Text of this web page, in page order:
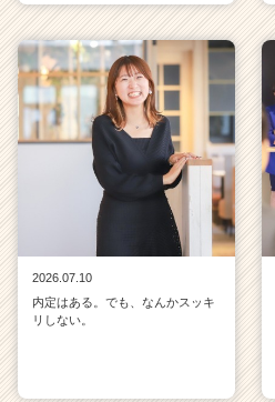
2026.07.10
内定はある。でも、なんかスッキ
リしない。